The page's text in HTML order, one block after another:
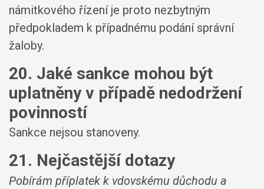
námitkového řízení je proto nezbytným
předpokladem k případnému podání správní
žaloby.
20. Jaké sankce mohou být
uplatněny v případě nedodržení
povinností
Sankce nejsou stanoveny.
21. Nejčastější dotazy
Pobírám příplatek k vdovskému důchodu a